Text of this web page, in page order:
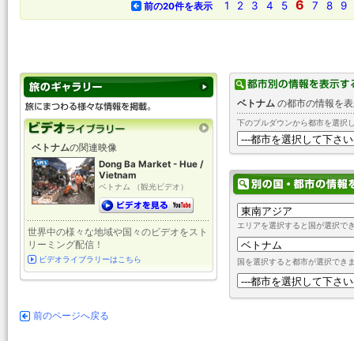
前の20件を表示 1 2 3 4 5 6 7 8 9
ベトナム の都市の情報を
下のプルダウンから都市を選択
エリアを選択すると国が選択で
国を選択すると都市が選択でき
ベトナムの関連映像
Dong Ba Market - Hue /
Vietnam
ベトナム （観光ビデオ）
世界中の様々な地域や国々のビデオをスト
リーミング配信！
ビデオライブラリーはこちら
前のページへ戻る